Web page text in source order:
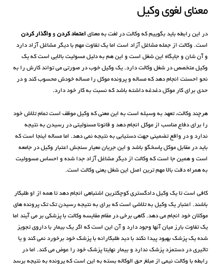
معنای لغوی وکیل
در این رابطه باید بگوییم که وکالت در لغت به معنای اعتماد کردن و واگذار کردن
است. وکالت از جمله مشاغل آزاد است اما یک تفاوت مهم با دیگر مشاغل آزاد دارد
و آن شان و جایگاه این شغل است و این هم به دلیل مسولیت بالایی است که یک
وکیل متخصص در شغل وکالت دارد. یک وکیل خوب در صورتی می تواند کارش را به
نحو احسنت انجام دهد که مساله و پرونده موکل را مساله خودش محسوب کند و در
حدی برای کار موکل دغدغه داشته باشد که نسبت به کار خود دارد.
هرچند وکالت، تعهد به وسیله است به این معنی که وکیل موظف است تمام تلاش خود
را برای دفاع مناسب از موکل انجام دهد و قانونا مسئولیتی در رسیدن به نتیجه
ندارد و در واقع تضمینی جهت دستیابی به نتیجه نمی دهد. اما مساله اینجا است که
باید در مقابل موکل پاسخگو باشد و این جریان معیار سنجش اعتبار وکیل در جامعه
است و همین جا است که وکالت از دیگر مشاغل آزاد جدا شده و احساس مسوولیت
به همراه دقت بالا مهم ترین اصل این شغل یعنی وکالت است.
کافی است تا یک وکیل دادگستری کوچکترین اشتباهی انجام دهد تا همه از او طلبکار
باشند. اعتبار یک وکیل به تلاشی است که برای به نتیجه رسیدن تک تک پرونده های
موکلان خود انجام می دهد. گاهی برخی در مقام مقایسه وکالت با پزشکی بر می آیند اما
یک تفاوت بارز میان آنها وجود دارد و آن این است که اگر یک بیمار با داروی تجویز
شده یک پزشک بهبود پیدا نکند با دید طلبکارانه با پزشک خود برخورد نمی کند و یا
تاثیری در دستمزد پزشک ندارد و بیمار نهایتا پزشک خود را عوض می کند. اما در
رابطه با وکالت نیمی از مبلغ حق الوکاله بسته به این است که پرونده به نتیجه برسد